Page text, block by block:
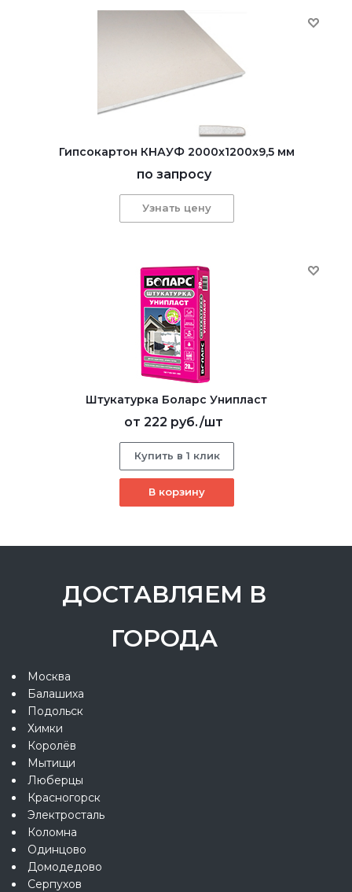
Гипсокартон КНАУФ 2000x1200x9,5 мм
по запросу
Узнать цену
Штукатурка Боларс Унипласт
от 222 руб./шт
Купить в 1 клик
В корзину
ДОСТАВЛЯЕМ В
ГОРОДА
Москва
Балашиха
Подольск
Химки
Королёв
Мытищи
Люберцы
Красногорск
Электросталь
Коломна
Одинцово
Домодедово
Серпухов